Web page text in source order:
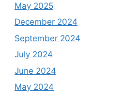
May 2025
December 2024
September 2024
July 2024
June 2024
May 2024